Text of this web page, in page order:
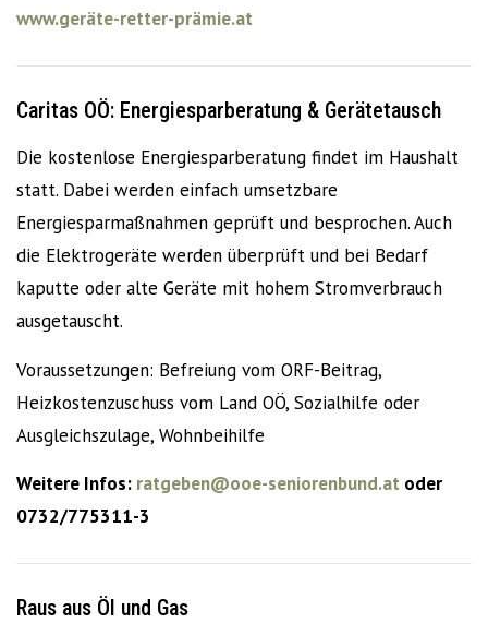
www.geräte-retter-prämie.at
Caritas OÖ: Energiespar­beratung & Gerätetausch
Die kostenlose Energiesparberatung findet im Haushalt
statt. Dabei werden einfach umsetzbare
Energiesparmaßnahmen geprüft und besprochen. Auch
die Elektrogeräte werden überprüft und bei Bedarf
kaputte oder alte Geräte mit hohem Stromverbrauch
ausgetauscht.
Voraussetzungen: Befreiung vom ORF-Beitrag,
Heizkostenzuschuss vom Land OÖ, Sozialhilfe oder
Ausgleichszulage, Wohnbeihilfe
Weitere Infos: ratgeben@ooe-seniorenbund.at oder
0732/775311-3
Raus aus Öl und Gas